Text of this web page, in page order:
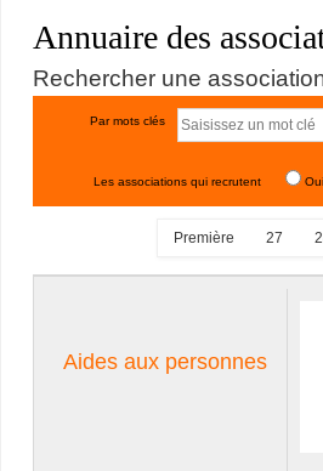
Annuaire des
Rechercher une
Par mots clés
Les associations qui recrutent Oui
Première 27
Aides aux personnes